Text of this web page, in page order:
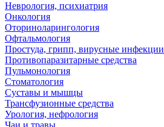
Неврология, психиатрия
Онкология
Оториноларингология
Офтальмология
Простуда, грипп, вирусные инфекции
Противопаразитарные средства
Пульмонология
Стоматология
Суставы и мышцы
Трансфузионные средства
Урология, нефрология
Чаи и травы